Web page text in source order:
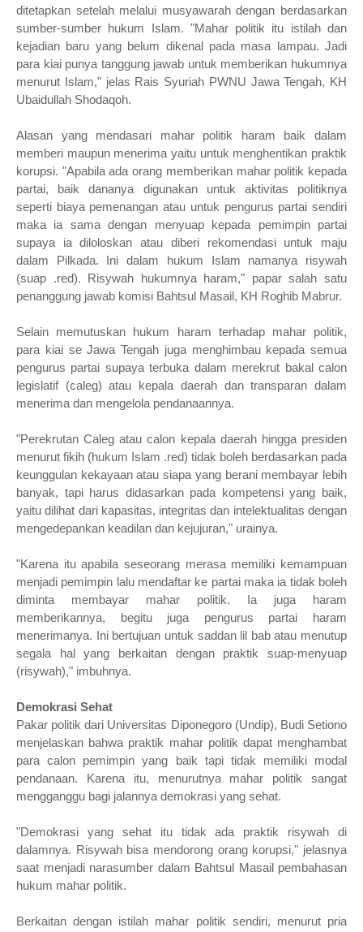
ditetapkan setelah melalui musyawarah dengan berdasarkan
sumber-sumber hukum Islam. "Mahar politik itu istilah dan
kejadian baru yang belum dikenal pada masa lampau. Jadi
para kiai punya tanggung jawab untuk memberikan hukumnya
menurut Islam," jelas Rais Syuriah PWNU Jawa Tengah, KH
Ubaidullah Shodaqoh.
Alasan yang mendasari mahar politik haram baik dalam
memberi maupun menerima yaitu untuk menghentikan praktik
korupsi. "Apabila ada orang memberikan mahar politik kepada
partai, baik dananya digunakan untuk aktivitas politiknya
seperti biaya pemenangan atau untuk pengurus partai sendiri
maka ia sama dengan menyuap kepada pemimpin partai
supaya ia diloloskan atau diberi rekomendasi untuk maju
dalam Pilkada. Ini dalam hukum Islam namanya risywah
(suap .red). Risywah hukumnya haram," papar salah satu
penanggung jawab komisi Bahtsul Masail, KH Roghib Mabrur.
Selain memutuskan hukum haram terhadap mahar politik,
para kiai se Jawa Tengah juga menghimbau kepada semua
pengurus partai supaya terbuka dalam merekrut bakal calon
legislatif (caleg) atau kepala daerah dan transparan dalam
menerima dan mengelola pendanaannya.
"Perekrutan Caleg atau calon kepala daerah hingga presiden
menurut fikih (hukum Islam .red) tidak boleh berdasarkan pada
keunggulan kekayaan atau siapa yang berani membayar lebih
banyak, tapi harus didasarkan pada kompetensi yang baik,
yaitu dilihat dari kapasitas, integritas dan intelektualitas dengan
mengedepankan keadilan dan kejujuran," urainya.
"Karena itu apabila seseorang merasa memiliki kemampuan
menjadi pemimpin lalu mendaftar ke partai maka ia tidak boleh
diminta membayar mahar politik. Ia juga haram
memberikannya, begitu juga pengurus partai haram
menerimanya. Ini bertujuan untuk saddan lil bab atau menutup
segala hal yang berkaitan dengan praktik suap-menyuap
(risywah)," imbuhnya.
Demokrasi Sehat
Pakar politik dari Universitas Diponegoro (Undip), Budi Setiono
menjelaskan bahwa praktik mahar politik dapat menghambat
para calon pemimpin yang baik tapi tidak memiliki modal
pendanaan. Karena itu, menurutnya mahar politik sangat
mengganggu bagi jalannya demokrasi yang sehat.
"Demokrasi yang sehat itu tidak ada praktik risywah di
dalamnya. Risywah bisa mendorong orang korupsi," jelasnya
saat menjadi narasumber dalam Bahtsul Masail pembahasan
hukum mahar politik.
Berkaitan dengan istilah mahar politik sendiri, menurut pria